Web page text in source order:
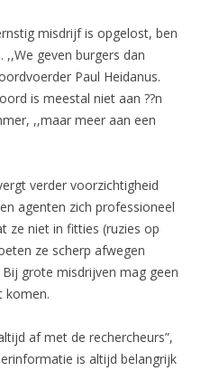
misdrijf is opgelost, ben
geven burgers dan
Paul Heidanus.
is meestal niet aan ??n
,,maar meer aan een
verder voorzichtigheid
agenten zich professioneel
ze niet in fitties (ruzies op
ze scherp afwegen
grote misdrijven mag geen
komen.
af met de rechercheurs”,
is altijd belangrijk